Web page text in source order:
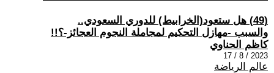
(49) هل ستعود(الخرابيط) للدوري السعودي..
والسبب -مهازل التحكيم لمجاملة النجوم العجائز-؟!!
كاظم الحناوي
2023 / 8 / 17
عالم الرياضة